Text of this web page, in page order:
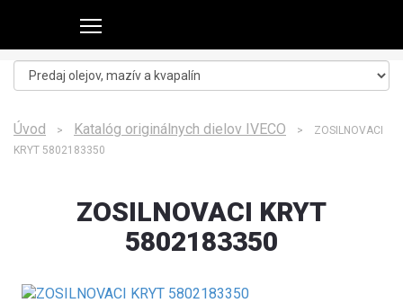
Úvod > Katalóg originálnych dielov IVECO > ZOSILNOVACI
KRYT 5802183350
ZOSILNOVACI KRYT
5802183350